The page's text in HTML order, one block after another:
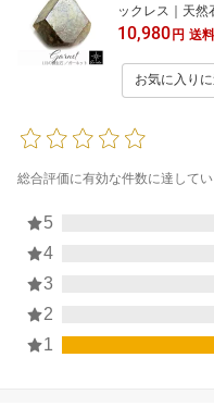
ックレス｜天然
ルバー レディ
10,980円 送
お気に入り
総合評価に有効な件数に達して
5
4
3
2
1